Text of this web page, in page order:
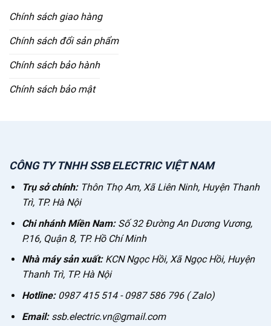
Chính sách giao hàng
Chính sách đổi sản phẩm
Chính sách bảo hành
Chính sách bảo mật
CÔNG TY TNHH SSB ELECTRIC VIỆT NAM
Trụ sở chính:Thôn Thọ Am, Xã Liên Ninh, Huyện Thanh
Trì, TP. Hà Nội
Chi nhánh Miền Nam:Số 32 Đường An Dương Vương,
P.16, Quận 8, TP. Hồ Chí Minh
Nhà máy sản xuất:KCN Ngọc Hồi, Xã Ngọc Hồi, Huyện
Thanh Trì, TP. Hà Nội
Hotline:0987 415 514 - 0987 586 796 ( Zalo)
Email:ssb.electric.vn@gmail.com